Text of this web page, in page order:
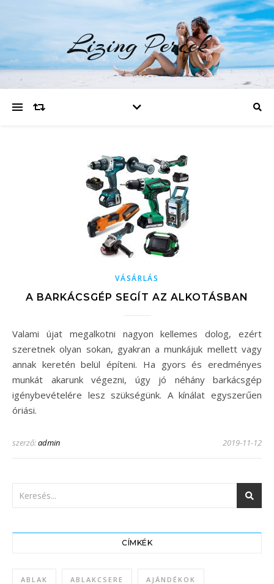
Lizing Percek
VÁSÁRLÁS
A BARKÁCSGÉP SEGÍT AZ ALKOTÁSBAN
Valami újat megalkotni nagyon kellemes dolog, ezért
szeretnek olyan sokan, gyakran a munkájuk mellett vagy
annak keretén belül építeni. Ha gyors és eredményes
munkát akarunk végezni, úgy jó néhány barkácsgép
igénybevételére lesz szükségünk. A kínálat egyszerűen
óriási.
szerző:admin 2019-11-12
CÍMKÉK
ABLAK ABLAKCSERE AJÁNDÉKOK